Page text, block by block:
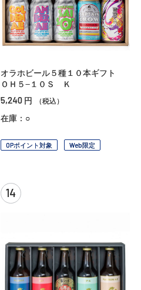
オラホビール５種１０本ギフト
ＯＨ５−１０Ｓ Ｋ
5,240 円 （税込）
在庫：○
OPポイント対象 Web限定
14